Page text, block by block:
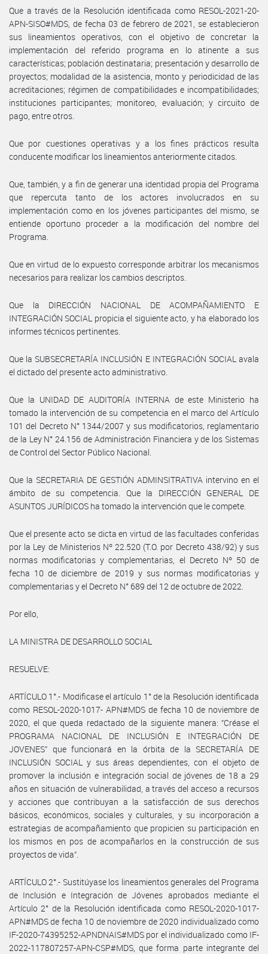
Que a través de la Resolución identificada como RESOL-2021-20-
APN-SISO#MDS, de fecha 03 de febrero de 2021, se establecieron
sus lineamientos operativos, con el objetivo de concretar la
implementación del referido programa en lo atinente a sus
características; población destinataria; presentación y desarrollo de
proyectos; modalidad de la asistencia, monto y periodicidad de las
acreditaciones; régimen de compatibilidades e incompatibilidades;
instituciones participantes; monitoreo, evaluación; y circuito de
pago, entre otros.
Que por cuestiones operativas y a los fines prácticos resulta
conducente modificar los lineamientos anteriormente citados.
Que, también, y a fin de generar una identidad propia del Programa
que repercuta tanto de los actores involucrados en su
implementación como en los jóvenes participantes del mismo, se
entiende oportuno proceder a la modificación del nombre del
Programa.
Que en virtud de lo expuesto corresponde arbitrar los mecanismos
necesarios para realizar los cambios descriptos.
Que la DIRECCIÓN NACIONAL DE ACOMPAÑAMIENTO E
INTEGRACIÓN SOCIAL propicia el siguiente acto, y ha elaborado los
informes técnicos pertinentes.
Que la SUBSECRETARÍA INCLUSIÓN E INTEGRACIÓN SOCIAL avala
el dictado del presente acto administrativo.
Que la UNIDAD DE AUDITORÍA INTERNA de este Ministerio ha
tomado la intervención de su competencia en el marco del Artículo
101 del Decreto N° 1344/2007 y sus modificatorios, reglamentario
de la Ley N° 24.156 de Administración Financiera y de los Sistemas
de Control del Sector Público Nacional.
Que la SECRETARIA DE GESTIÓN ADMINSITRATIVA intervino en el
ámbito de su competencia. Que la DIRECCIÓN GENERAL DE
ASUNTOS JURÍDICOS ha tomado la intervención que le compete.
Que el presente acto se dicta en virtud de las facultades conferidas
por la Ley de Ministerios Nº 22.520 (T.O. por Decreto 438/92) y sus
normas modificatorias y complementarias, el Decreto Nº 50 de
fecha 10 de diciembre de 2019 y sus normas modificatorias y
complementarias y el Decreto N° 689 del 12 de octubre de 2022.
Por ello,
LA MINISTRA DE DESARROLLO SOCIAL
RESUELVE:
ARTÍCULO 1°.- Modificase el artículo 1° de la Resolución identificada
como RESOL-2020-1017- APN#MDS de fecha 10 de noviembre de
2020, el que queda redactado de la siguiente manera: “Créase el
PROGRAMA NACIONAL DE INCLUSIÓN E INTEGRACIÓN DE
JOVENES” que funcionará en la órbita de la SECRETARÍA DE
INCLUSIÓN SOCIAL y sus áreas dependientes, con el objeto de
promover la inclusión e integración social de jóvenes de 18 a 29
años en situación de vulnerabilidad, a través del acceso a recursos
y acciones que contribuyan a la satisfacción de sus derechos
básicos, económicos, sociales y culturales, y su incorporación a
estrategias de acompañamiento que propicien su participación en
los mismos en pos de acompañarlos en la construcción de sus
proyectos de vida”.
ARTÍCULO 2°.- Sustitúyase los lineamientos generales del Programa
de Inclusión e Integración de Jóvenes aprobados mediante el
Artículo 2° de la Resolución identificada como RESOL-2020-1017-
APN#MDS de fecha 10 de noviembre de 2020 individualizado como
IF-2020-74395252-APNDNAIS#MDS por el individualizado como IF-
2022-117807257-APN-CSP#MDS, que forma parte integrante del